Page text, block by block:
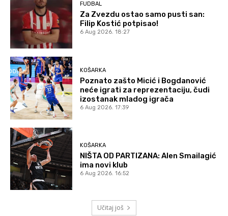
FUDBAL
Za Zvezdu ostao samo pusti san:
Filip Kostić potpisao!
6 Aug 2026. 18:27
KOŠARKA
Poznato zašto Micić i Bogdanović
neće igrati za reprezentaciju, čudi
izostanak mladog igrača
6 Aug 2026. 17:39
KOŠARKA
NIŠTA OD PARTIZANA: Alen Smailagić
ima novi klub
6 Aug 2026. 16:52
Učitaj još